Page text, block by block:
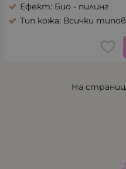
Ефект: Био - пилинг
Тип кожа: Всички
На